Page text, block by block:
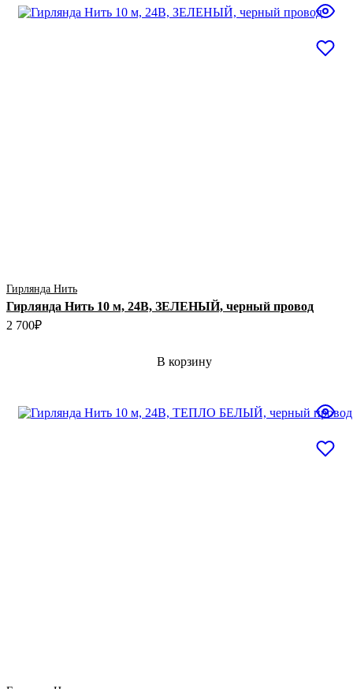
Гирлянда Нить
Гирлянда Нить 10 м, 24В, ЗЕЛЕНЫЙ, черный провод
2 700₽
В корзину